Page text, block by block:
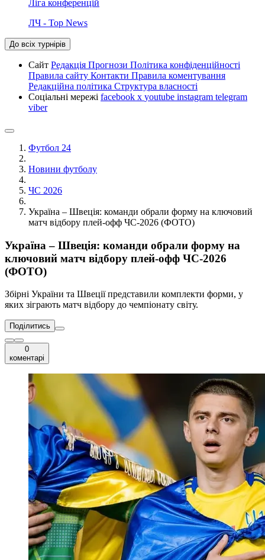
Ліга конференцій
ЛЧ - Top News
До всіх турнірів
Сайт Редакція Прогнози Політика конфіденційності
Правила сайту Контакти Правила коментування
Редакційна політика Структура власності
Соціальні мережі facebook x youtube instagram telegram
viber
Футбол 24
Новини футболу
ЧС 2026
Україна – Швеція: команди обрали форму на ключовий
матч відбору плей-офф ЧС-2026 (ФОТО)
Україна – Швеція: команди обрали форму на
ключовий матч відбору плей-офф ЧС-2026
(ФОТО)
Збірні України та Швеції представили комплекти форми, у
яких зіграють матч відбору до чемпіонату світу.
Поділитись
0
коментарі